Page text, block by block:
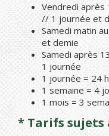
Vendredi après
// 1 journée et
Samedi matin
et demie
Samedi après
1 journée
1 journée = 24
1 semaine = 4
1 mois = 3
* Tarifs sujets